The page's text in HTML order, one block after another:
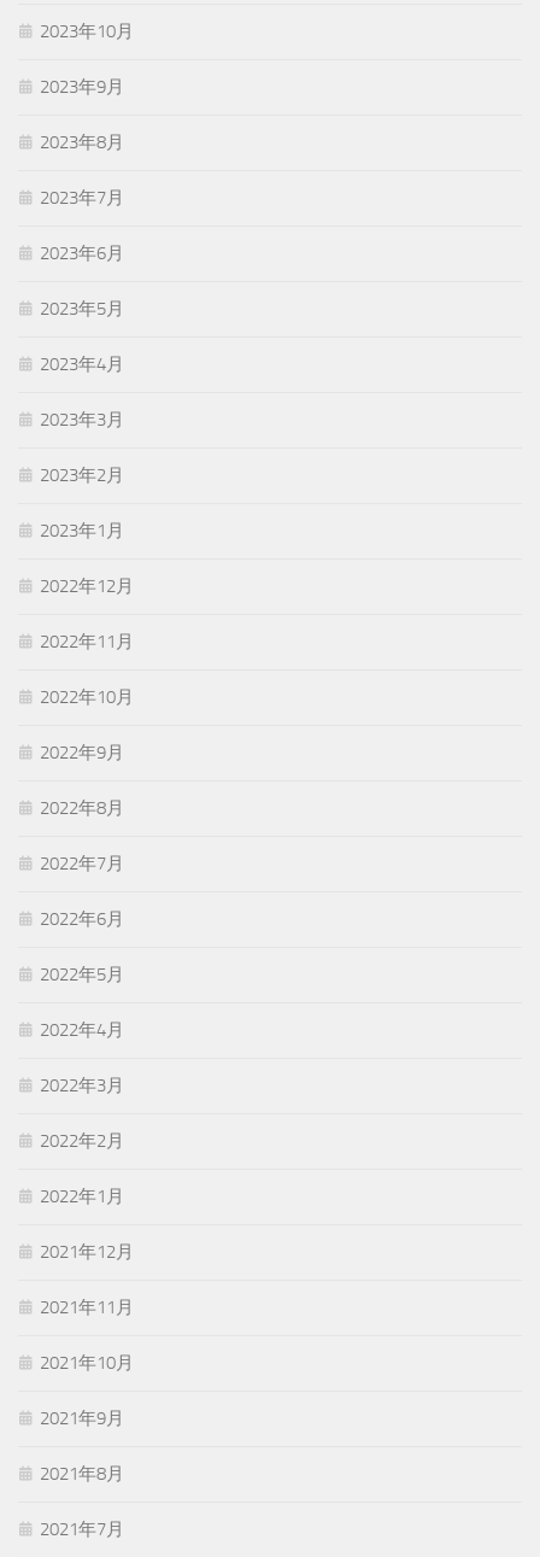
2023年10月
2023年9月
2023年8月
2023年7月
2023年6月
2023年5月
2023年4月
2023年3月
2023年2月
2023年1月
2022年12月
2022年11月
2022年10月
2022年9月
2022年8月
2022年7月
2022年6月
2022年5月
2022年4月
2022年3月
2022年2月
2022年1月
2021年12月
2021年11月
2021年10月
2021年9月
2021年8月
2021年7月